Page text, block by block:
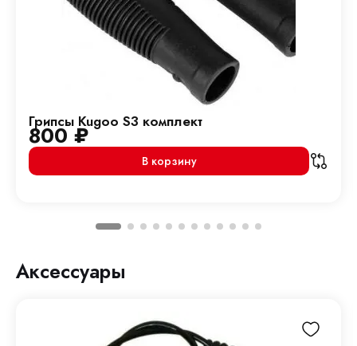
Грипсы Kugoo S3 комплект
800₽
В корзину
Аксессуары